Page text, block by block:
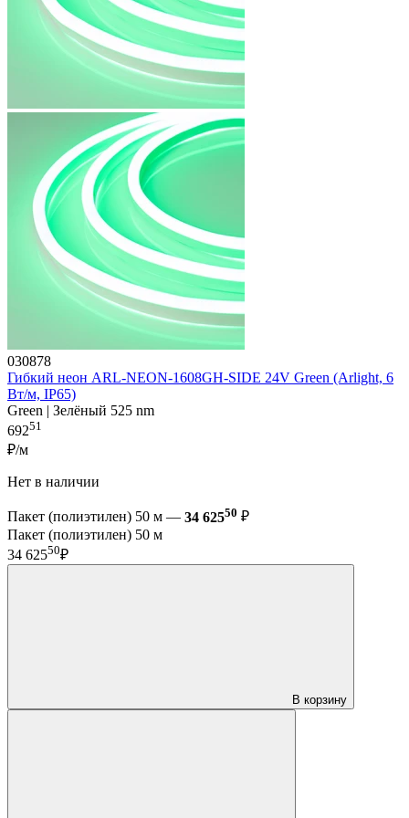
030878
Гибкий неон ARL-NEON-1608GH-SIDE 24V Green (Arlight, 6
Вт/м, IP65)
Green | Зелёный 525 nm
69251
₽/м
Нет в наличии
Пакет (полиэтилен) 50 м — 34 62550 ₽
Пакет (полиэтилен) 50 м
34 62550₽
В корзину